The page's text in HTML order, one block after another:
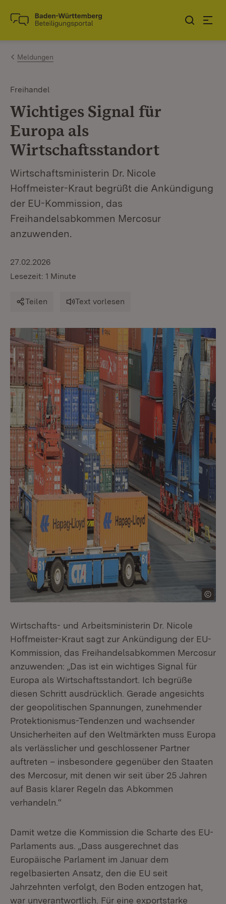
Zum Inhalt springen
Link zur Startseite
Meldungen
Freihandel
Wichtiges Signal für
Europa als
Wirtschaftsstandort
Wirtschaftsministerin Dr. Nicole
Hoffmeister-Kraut begrüßt die Ankündigung
der EU-Kommission, das
Freihandelsabkommen Mercosur
anzuwenden.
27.02.2026
Lesezeit: 1 Minute
Teilen Text vorlesen
Wirtschafts- und Arbeitsministerin Dr. Nicole
Hoffmeister-Kraut sagt zur Ankündigung der EU-
Kommission, das Freihandelsabkommen Mercosur
anzuwenden: „Das ist ein wichtiges Signal für
Europa als Wirtschaftsstandort. Ich begrüße
diesen Schritt ausdrücklich. Gerade angesichts
der geopolitischen Spannungen, zunehmender
Protektionismus-Tendenzen und wachsender
Unsicherheiten auf den Weltmärkten muss Europa
als verlässlicher und geschlossener Partner
auftreten – insbesondere gegenüber den Staaten
des Mercosur, mit denen wir seit über 25 Jahren
auf Basis klarer Regeln das Abkommen
verhandeln.“
Damit wetze die Kommission die Scharte des EU-
Parlaments aus. „Dass ausgerechnet das
Europäische Parlament im Januar dem
regelbasierten Ansatz, den die EU seit
Jahrzehnten verfolgt, den Boden entzogen hat,
war unverantwortlich. Für eine exportstarke